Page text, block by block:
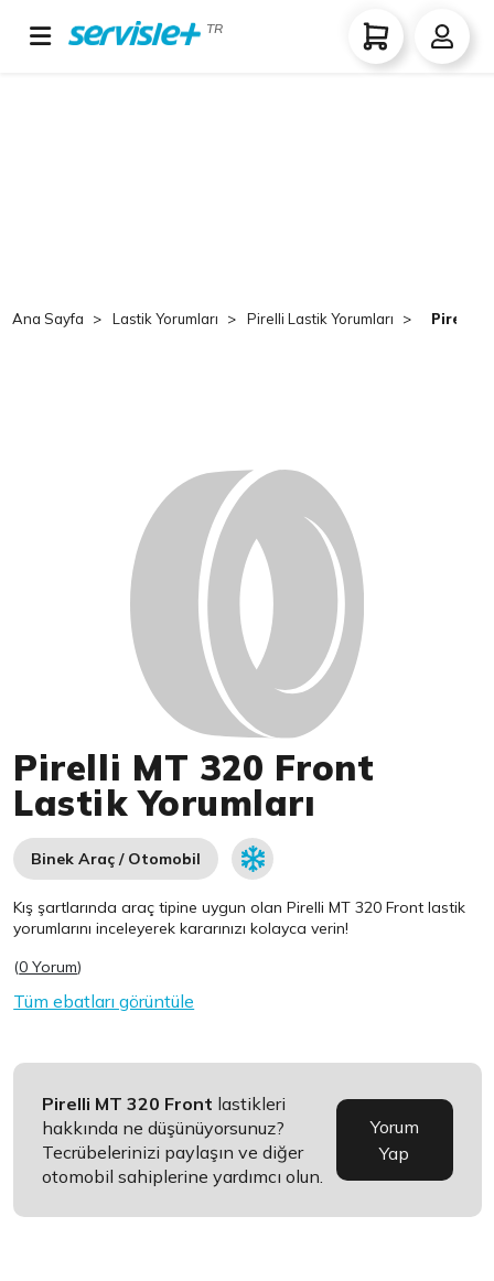
TR
Ana Sayfa Lastik Yorumları Pirelli Lastik Yorumları Pirelli
Pirelli MT 320 Front
Lastik Yorumları
Binek Araç / Otomobil
Kış şartlarında araç tipine uygun olanPirelli MT 320 Front lastik
yorumlarını inceleyerek kararınızı kolayca verin!
(0 Yorum)
Tüm ebatları görüntüle
Pirelli MT 320 Front lastikleri
hakkında ne düşünüyorsunuz?
Tecrübelerinizi paylaşın ve diğer
otomobil sahiplerine yardımcı olun.
Yorum
Yap